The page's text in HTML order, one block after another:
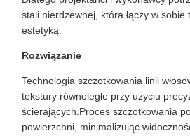
stali nierdzewnej, która łączy w sobie
estetyką.
Rozwiązanie
Technologia szczotkowania linii
tekstury równoległe przy użyciu
ścierających.Proces szczotkowania
powierzchni, minimalizując